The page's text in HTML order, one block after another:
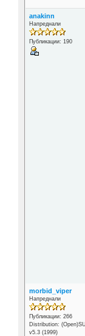
anakinn
Напреднали
Публикации: 190
morbid_viper
Напреднали
Публикации: 266
Distribution:
v5.3 (1999)